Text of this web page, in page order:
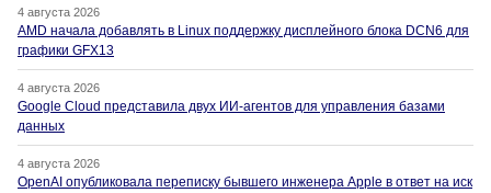
4 августа 2026
AMD начала добавлять в Linux поддержку дисплейного блока DCN6 для
графики GFX13
4 августа 2026
Google Cloud представила двух ИИ-агентов для управления базами
данных
4 августа 2026
OpenAI опубликовала переписку бывшего инженера Apple в ответ на иск